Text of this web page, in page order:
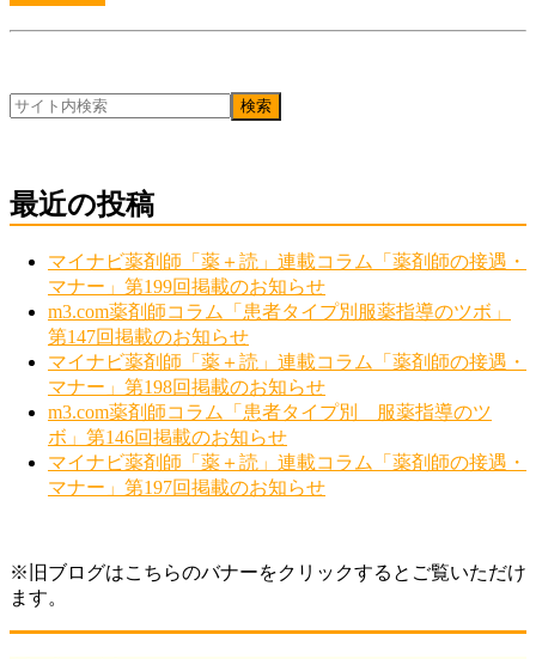
最近の投稿
マイナビ薬剤師「薬＋読」連載コラム「薬剤師の接遇・
マナー」第199回掲載のお知らせ
m3.com薬剤師コラム「患者タイプ別服薬指導のツボ」
第147回掲載のお知らせ
マイナビ薬剤師「薬＋読」連載コラム「薬剤師の接遇・
マナー」第198回掲載のお知らせ
m3.com薬剤師コラム「患者タイプ別 服薬指導のツ
ボ」第146回掲載のお知らせ
マイナビ薬剤師「薬＋読」連載コラム「薬剤師の接遇・
マナー」第197回掲載のお知らせ
※旧ブログはこちらのバナーをクリックするとご覧いただけ
ます。